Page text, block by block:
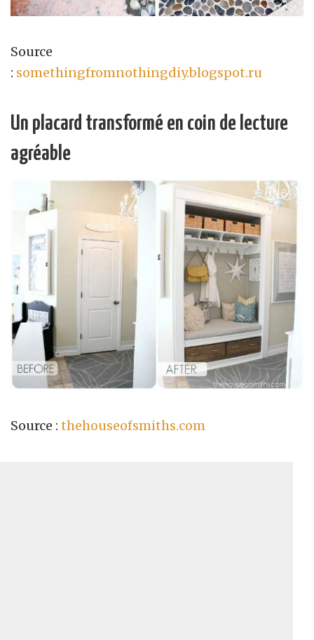
Source
: somethingfromnothingdiy.blogspot.ru
Un placard transformé en coin de lecture
agréable
Source : thehouseofsmiths.com